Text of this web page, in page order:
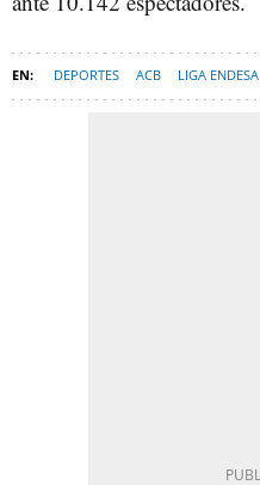
DEPORTES ACB LIGA ENDESA